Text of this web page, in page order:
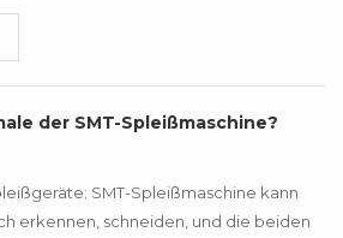
der SMT-Spleißmaschine?
SMT-Spleißmaschine kann
erkennen, schneiden, und die beiden